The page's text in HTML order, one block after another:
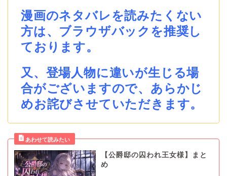
漫画のネタバレを読みたくない
方は、ブラウザバックを推奨し
ております。
又、登場人物に違いが生じる場
合がございますので、あらかじ
めお詫びさせていただきます。
【公爵邸の囚われ王女様】まと
め